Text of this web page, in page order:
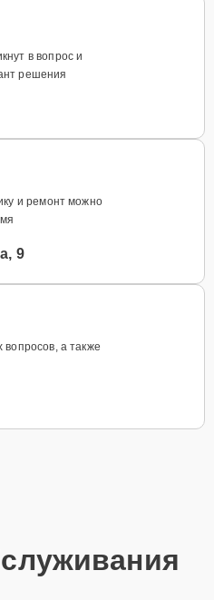
в вопрос и
решения
и ремонт можно
9
а также